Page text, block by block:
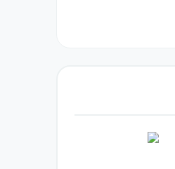
را از یک حرکت
می‌گیرند. این
که از جایی به